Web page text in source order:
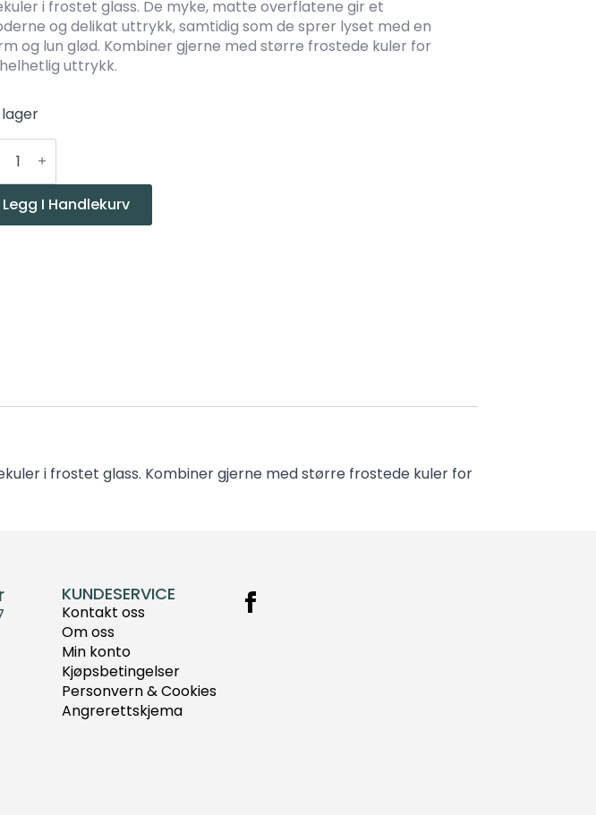
i frostet glass. De myke, matte overflatene gir et
og delikat uttrykk, samtidig som de sprer lyset med en
og lun glød. Kombiner gjerne med større frostede kuler for
uttrykk.
lager
Legg I Handlekurv
i frostet glass. Kombiner gjerne med større frostede kuler for
KUNDESERVICE
Kontakt oss
Om oss
Min konto
Kjøpsbetingelser
Personvern & Cookies
Angrerettskjema